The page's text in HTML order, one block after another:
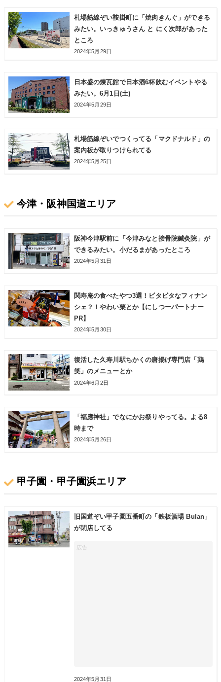
札場筋線ぞい鞍掛町に「焼肉きんぐ」ができる
みたい。いっきゅうさん と にく次郎があった
ところ
2024年5月29日
日本盛の煉瓦館で日本酒6杯飲むイベントやる
みたい。6月1日(土)
2024年5月29日
札場筋線ぞいでつくってる「マクドナルド」の
案内板が取りつけられてる
2024年5月25日
今津・阪神国道エリア
阪神今津駅前に「今津みなと接骨院鍼灸院」が
できるみたい。小だるまがあったところ
2024年5月31日
関寿庵の食べたやつ3選！ビタビタなフィナン
シェ？！やわい栗とか【にしつーパートナー
PR】
2024年5月30日
復活した久寿川駅ちかくの唐揚げ専門店「鶏
笑」のメニューとか
2024年6月2日
「福應神社」でなにかお祭りやってる。よる8
時まで
2024年5月26日
甲子園・甲子園浜エリア
旧国道ぞい甲子園五番町の「鉄板酒場 Bulan」
が閉店してる
2024年5月31日